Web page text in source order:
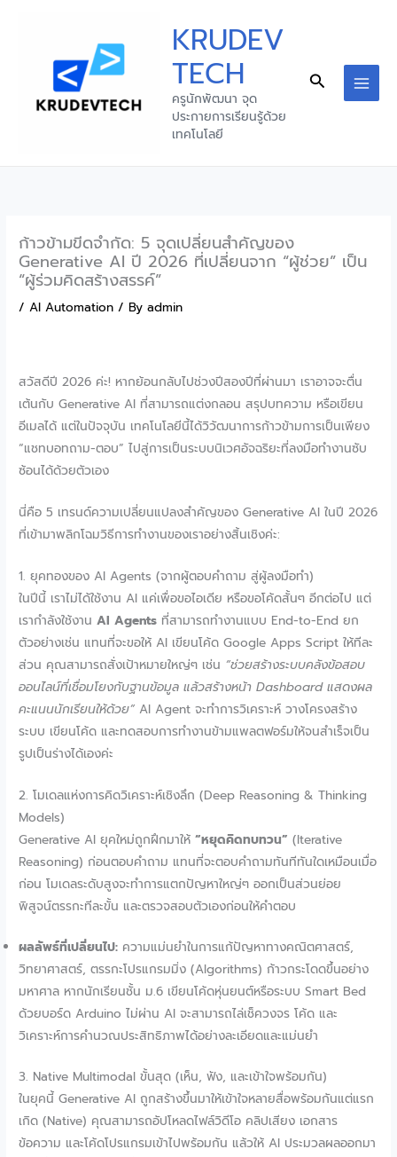
KRUDEV
TECH
ครูนักพัฒนา จุด
ประกายการเรียนรู้ด้วย
เทคโนโลยี
Search
ก้าวข้ามขีดจำกัด: 5 จุดเปลี่ยนสำคัญของ
Generative AI ปี 2026 ที่เปลี่ยนจาก “ผู้ช่วย” เป็น
“ผู้ร่วมคิดสร้างสรรค์”
/AI Automation / Byadmin
สวัสดีปี 2026 ค่ะ! หากย้อนกลับไปช่วงปีสองปีที่ผ่านมา เราอาจจะตื่น
เต้นกับ Generative AI ที่สามารถแต่งกลอน สรุปบทความ หรือเขียน
อีเมลได้ แต่ในปัจจุบัน เทคโนโลยีนี้ได้วิวัฒนาการก้าวข้ามการเป็นเพียง
“แชทบอทถาม-ตอบ” ไปสู่การเป็นระบบนิเวศอัจฉริยะที่ลงมือทำงานซับ
ซ้อนได้ด้วยตัวเอง
นี่คือ 5 เทรนด์ความเปลี่ยนแปลงสำคัญของ Generative AI ในปี 2026
ที่เข้ามาพลิกโฉมวิธีการทำงานของเราอย่างสิ้นเชิงค่ะ:
1. ยุคทองของ AI Agents (จากผู้ตอบคำถาม สู่ผู้ลงมือทำ)
ในปีนี้ เราไม่ได้ใช้งาน AI แค่เพื่อขอไอเดีย หรือขอโค้ดสั้นๆ อีกต่อไป แต่
เรากำลังใช้งานAI Agents ที่สามารถทำงานแบบ End-to-End ยก
ตัวอย่างเช่น แทนที่จะขอให้ AI เขียนโค้ด Google Apps Script ให้ทีละ
ส่วน คุณสามารถสั่งเป้าหมายใหญ่ๆ เช่น “ช่วยสร้างระบบคลังข้อสอบ
ออนไลน์ที่เชื่อมโยงกับฐานข้อมูล แล้วสร้างหน้า Dashboard แสดงผล
คะแนนนักเรียนให้ด้วย” AI Agent จะทำการวิเคราะห์ วางโครงสร้าง
ระบบ เขียนโค้ด และทดสอบการทำงานข้ามแพลตฟอร์มให้จนสำเร็จเป็น
รูปเป็นร่างได้เองค่ะ
2. โมเดลแห่งการคิดวิเคราะห์เชิงลึก (Deep Reasoning & Thinking
Models)
Generative AI ยุคใหม่ถูกฝึกมาให้“หยุดคิดทบทวน” (Iterative
Reasoning) ก่อนตอบคำถาม แทนที่จะตอบคำถามทันทีทันใดเหมือนเมื่อ
ก่อน โมเดลระดับสูงจะทำการแตกปัญหาใหญ่ๆ ออกเป็นส่วนย่อย
พิสูจน์ตรรกะทีละขั้น และตรวจสอบตัวเองก่อนให้คำตอบ
ผลลัพธ์ที่เปลี่ยนไป: ความแม่นยำในการแก้ปัญหาทางคณิตศาสตร์,
วิทยาศาสตร์, ตรรกะโปรแกรมมิ่ง (Algorithms) ก้าวกระโดดขึ้นอย่าง
มหาศาล หากนักเรียนชั้น ม.6 เขียนโค้ดหุ่นยนต์หรือระบบ Smart Bed
ด้วยบอร์ด Arduino ไม่ผ่าน AI จะสามารถไล่เช็ควงจร โค้ด และ
วิเคราะห์การคำนวณประสิทธิภาพได้อย่างละเอียดและแม่นยำ
3. Native Multimodal ขั้นสุด (เห็น, ฟัง, และเข้าใจพร้อมกัน)
ในยุคนี้ Generative AI ถูกสร้างขึ้นมาให้เข้าใจหลายสื่อพร้อมกันแต่แรก
เกิด (Native) คุณสามารถอัปโหลดไฟล์วิดีโอ คลิปเสียง เอกสาร
ข้อความ และโค้ดโปรแกรมเข้าไปพร้อมกัน แล้วให้ AI ประมวลผลออกมา